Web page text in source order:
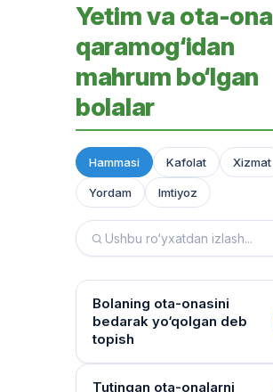
Yetim va ota-ona
qaramog‘idan
mahrum bo‘lgan
bolalar
Hammasi Kafolat Xizmat
Yordam Imtiyoz
Bolaning ota-onasini
bedarak yo‘qolgan deb
topish
Hujjatlarni tiklash xizmati
Tutingan ota-onalarni